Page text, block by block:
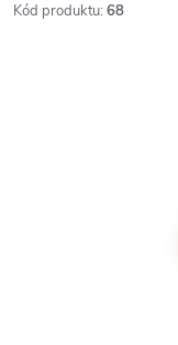
Kód produktu: 68